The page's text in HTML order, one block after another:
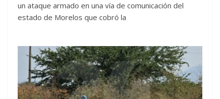
un ataque armado en una vía de comunicación del
estado de Morelos que cobró la